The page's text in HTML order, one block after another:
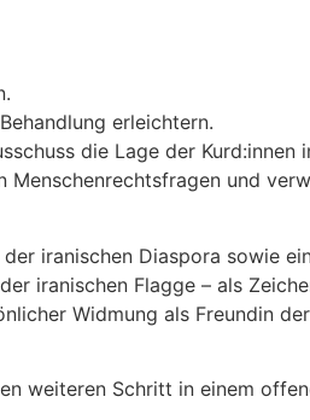
erleichtern.
die Lage der Kurd:innen
Menschenrechtsfragen und
iranischen Diaspora sowie
iranischen Flagge – als
Widmung als Freundin
weiteren Schritt in einem